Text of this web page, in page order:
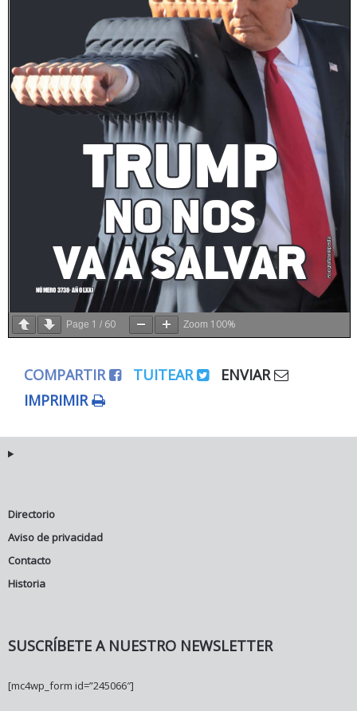
Page 1 / 60 Zoom 100%
COMPARTIR TUITEAR
ENVIAR
IMPRIMIR
Directorio
Aviso de privacidad
Contacto
Historia
SUSCRÍBETE A NUESTRO NEWSLETTER
[mc4wp_form id=”245066″]